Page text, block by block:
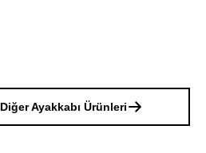
Diğer Ayakkabı Ürünleri